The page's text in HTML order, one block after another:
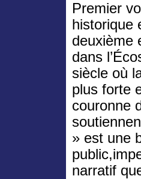
Premier
historique
deuxième
dans
siècle où
plus forte
couronne
» est une
narratif